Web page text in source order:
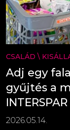
CSALÁD \
Adj egy
gyűjtés a
2026.05.14.